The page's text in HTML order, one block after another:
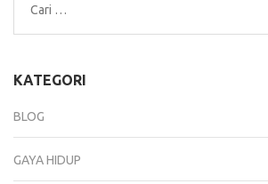
Cari
untuk:
KATEGORI
BLOG
GAYA HIDUP